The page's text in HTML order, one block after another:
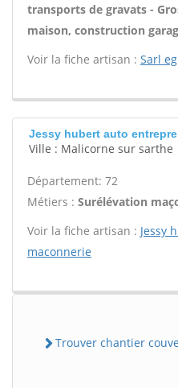
transports de gravats -
maison, construction
Voir la fiche artisan : Sarl
Jessy hubert auto
Ville : Malicorne sur sarthe
Département: 72
Métiers : Surélévation
Voir la fiche artisan : Jessy
maconnerie
Trouver chantier